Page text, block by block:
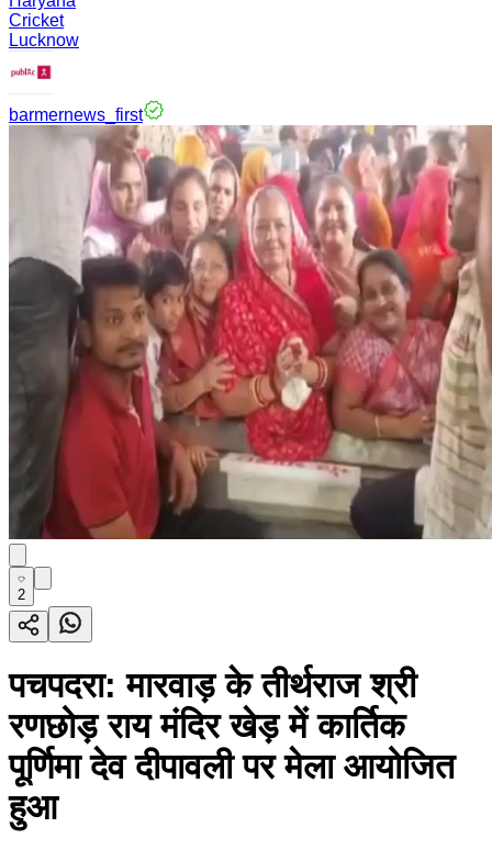
Cricket
Lucknow
barmernews_first
2
पचपदरा: मारवाड़ के तीर्थराज श्री
रणछोड़ राय मंदिर खेड़ में कार्तिक
पूर्णिमा देव दीपावली पर मेला आयोजित
हुआ